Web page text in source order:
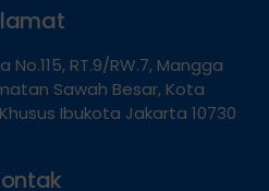
RT.9/RW.7, Mangga
Sawah Besar, Kota